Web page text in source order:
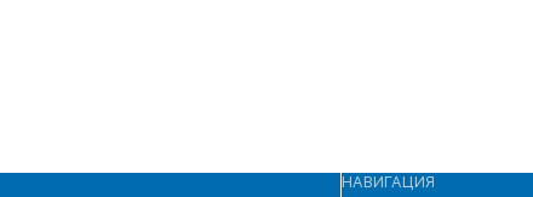
НАВИГАЦИЯ